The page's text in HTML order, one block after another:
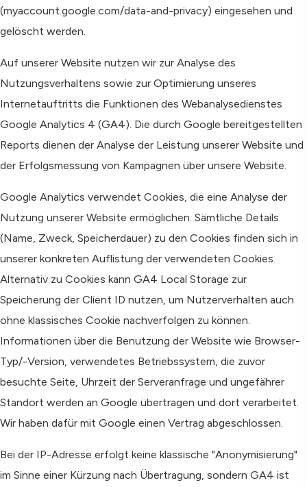
(myaccount.google.com/data-and-privacy) eingesehen und
gelöscht werden.
Auf unserer Website nutzen wir zur Analyse des
Nutzungsverhaltens sowie zur Optimierung unseres
Internetauftritts die Funktionen des Webanalysedienstes
Google Analytics 4 (GA4). Die durch Google bereitgestellten
Reports dienen der Analyse der Leistung unserer Website und
der Erfolgsmessung von Kampagnen über unsere Website.
Google Analytics verwendet Cookies, die eine Analyse der
Nutzung unserer Website ermöglichen. Sämtliche Details
(Name, Zweck, Speicherdauer) zu den Cookies finden sich in
unserer konkreten Auflistung der verwendeten Cookies.
Alternativ zu Cookies kann GA4 Local Storage zur
Speicherung der Client ID nutzen, um Nutzerverhalten auch
ohne klassisches Cookie nachverfolgen zu können.
Informationen über die Benutzung der Website wie Browser-
Typ/-Version, verwendetes Betriebssystem, die zuvor
besuchte Seite, Uhrzeit der Serveranfrage und ungefährer
Standort werden an Google übertragen und dort verarbeitet.
Wir haben dafür mit Google einen Vertrag abgeschlossen.
Bei der IP-Adresse erfolgt keine klassische "Anonymisierung"
im Sinne einer Kürzung nach Übertragung, sondern GA4 ist